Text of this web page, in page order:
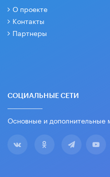
О проекте
Контакты
Партнеры
СОЦИАЛЬНЫЕ СЕТИ
Основные и дополнительные